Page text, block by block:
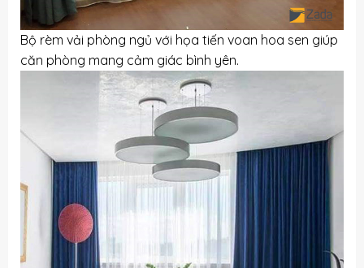
Bộ rèm vải phòng ngủ với họa tiến voan hoa sen giúp
căn phòng mang cảm giác bình yên.